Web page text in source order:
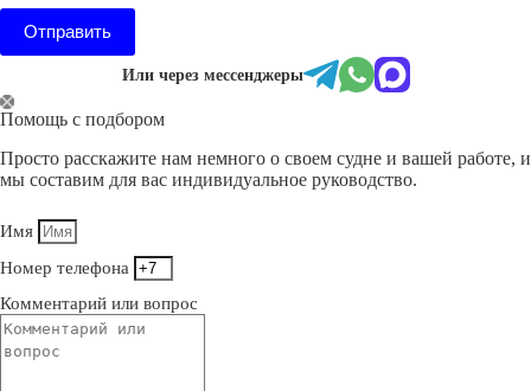
Отправить
Или через мессенджеры
Помощь с подбором
Просто расскажите нам немного о своем судне и вашей работе, и
мы составим для вас индивидуальное руководство.
Имя
Номер телефона
Комментарий или вопрос